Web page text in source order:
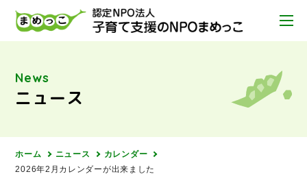
News
ニュース
ホーム ニュース
カレンダー
2026年2月カレンダーが出来ました